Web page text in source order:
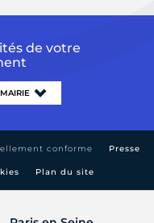
de votre
conforme Presse
Plan du site